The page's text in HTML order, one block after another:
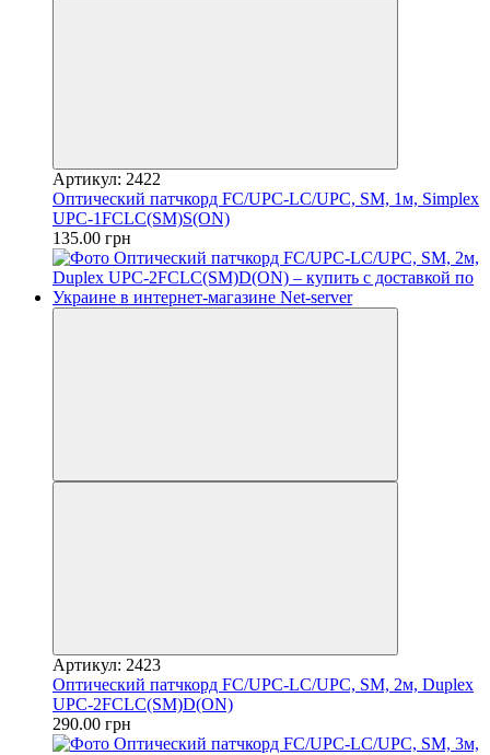
Артикул: 2422
Оптический патчкорд FC/UPC-LC/UPC, SM, 1м, Simplex
UPC-1FCLC(SM)S(ON)
135.00 грн
Артикул: 2423
Оптический патчкорд FC/UPC-LC/UPC, SM, 2м, Duplex
UPC-2FCLC(SM)D(ON)
290.00 грн